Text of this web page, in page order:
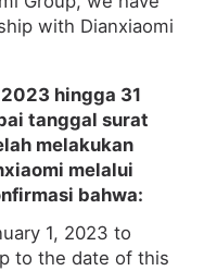
with Dianxiaomi
hingga 31
tanggal surat
melakukan
melalui
bahwa:
1, 2023 to
to the date of this